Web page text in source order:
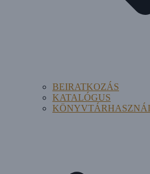
BEIRATKOZÁS
KATALÓGUS